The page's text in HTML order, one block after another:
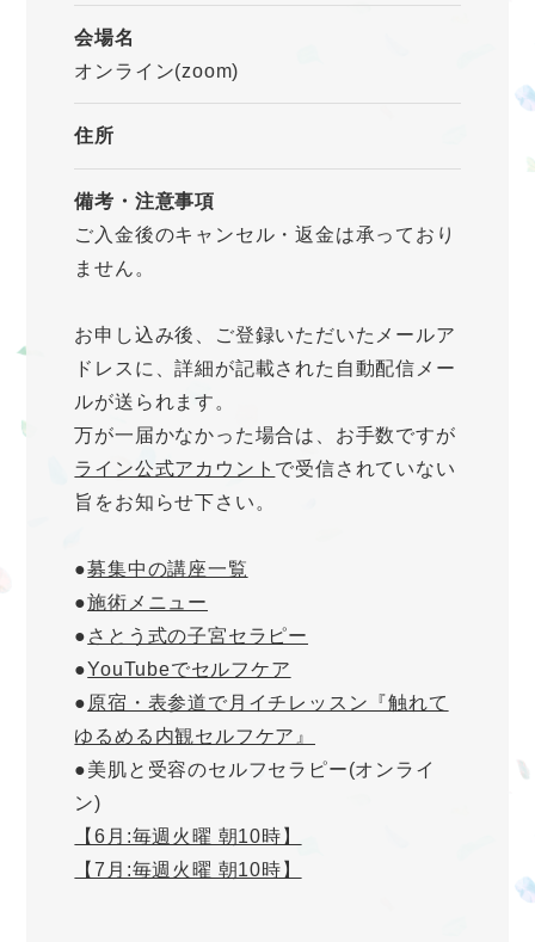
会場名
オンライン(zoom)
住所
備考・注意事項
ご入金後のキャンセル・返金は承っており
ません。
お申し込み後、ご登録いただいたメールア
ドレスに、詳細が記載された自動配信メー
ルが送られます。
万が一届かなかった場合は、お手数ですが
ライン公式アカウント で受信されていない
旨をお知らせ下さい。
●募集中の講座一覧
●施術メニュー
● さとう式の子宮セラピー
●YouTubeでセルフケア
● 原宿・表参道で月イチレッスン『触れて
ゆるめる内観セルフケア』
●美肌と受容のセルフセラピー(オンライ
ン)
【6月:毎週火曜 朝10時】
【7月:毎週火曜 朝10時】